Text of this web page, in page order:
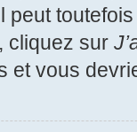
peut
cliquez sur
et vous